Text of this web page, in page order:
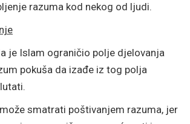
razuma kod nekog od ljudi.
je Islam ograničio polje djelovanja
pokuša da izađe iz tog polja
smatrati poštivanjem razuma, jer